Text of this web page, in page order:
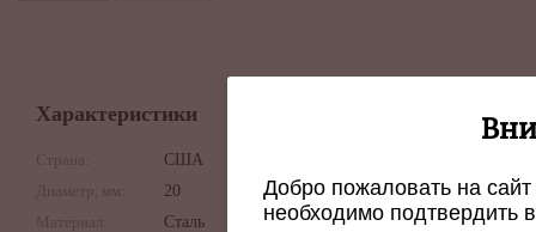
Характеристики
Страна:
США
Диаметр, мм:
20
Материал:
Сталь
Каттер прошел строгие
Добро пожаловать на
необходимо подтвердить